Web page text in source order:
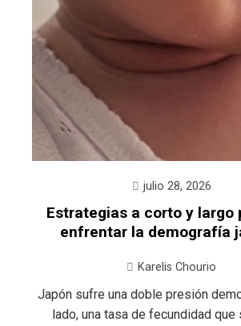
julio 28, 2026
Estrategias a corto y largo
enfrentar la demografía
Karelis Chourio
Japón sufre una doble presión
lado, una tasa de fecundidad que